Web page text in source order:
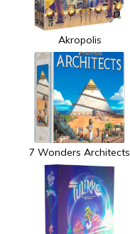
Akropolis
7 Wonders Architects